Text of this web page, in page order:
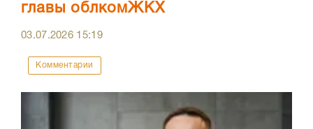
главы облкомЖКХ
03.07.2026 15:19
Комментарии